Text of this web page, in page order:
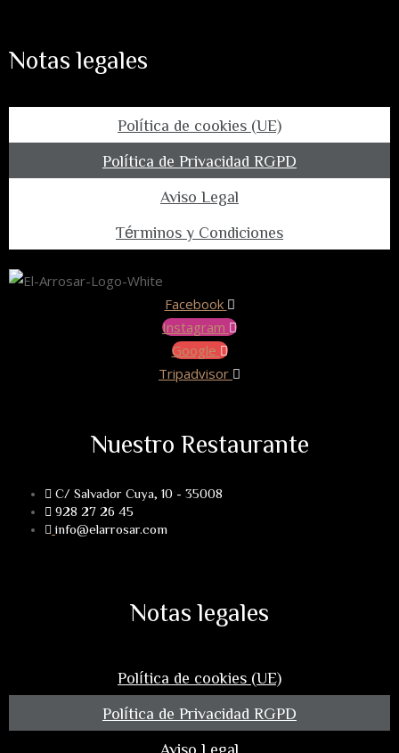
Notas legales
Política de cookies (UE)
Política de Privacidad RGPD
Aviso Legal
Términos y Condiciones
Facebook
Instagram
Google
Tripadvisor
Nuestro Restaurante
C/ Salvador Cuya, 10 - 35008
928 27 26 45
info@elarrosar.com
Notas legales
Política de cookies (UE)
Política de Privacidad RGPD
Aviso Legal